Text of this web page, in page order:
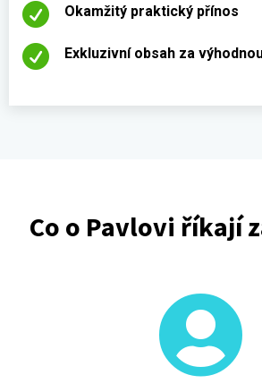
 Okamžitý praktický přínos
 Exkluzivní obsah za
Co o Pavlovi říkají
